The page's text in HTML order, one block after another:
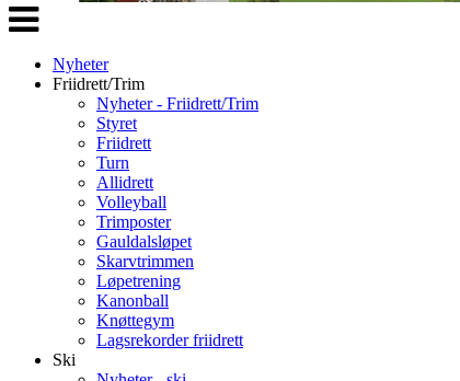
Veksle
navigasjon
Nyheter
Friidrett/Trim
Nyheter - Friidrett/Trim
Styret
Friidrett
Turn
Allidrett
Volleyball
Trimposter
Gauldalsløpet
Skarvtrimmen
Løpetrening
Kanonball
Knøttegym
Lagsrekorder friidrett
Ski